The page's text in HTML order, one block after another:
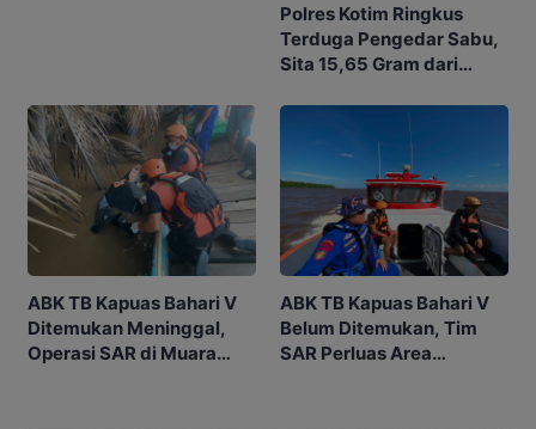
Polres Kotim Ringkus
Terduga Pengedar Sabu,
Sita 15,65 Gram dari
ABK TB Kapuas Bahari V
Ditemukan Meninggal,
Operasi SAR di Muara
ABK TB Kapuas Bahari V
Belum Ditemukan, Tim
SAR Perluas Area